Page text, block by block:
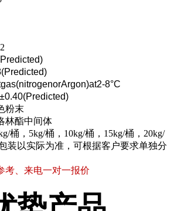
8°C
粉末
林酯中间体
桶，5kg/桶，10kg/桶，15kg/桶，20kg/
装以实际为准，可根据客户要求单独分
考、来电一对一报价